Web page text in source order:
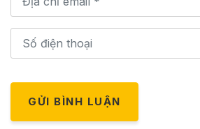
GỬI BÌNH LUẬN